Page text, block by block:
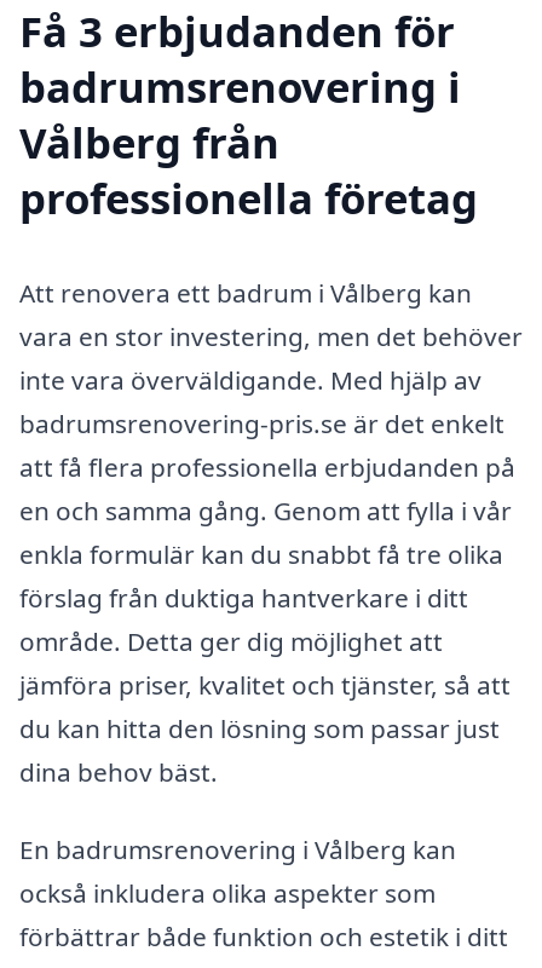
Få 3 erbjudanden för
badrumsrenovering i
Vålberg från
professionella företag
Att renovera ett badrum i Vålberg kan
vara en stor investering, men det behöver
inte vara överväldigande. Med hjälp av
badrumsrenovering-pris.se är det enkelt
att få flera professionella erbjudanden på
en och samma gång. Genom att fylla i vår
enkla formulär kan du snabbt få tre olika
förslag från duktiga hantverkare i ditt
område. Detta ger dig möjlighet att
jämföra priser, kvalitet och tjänster, så att
du kan hitta den lösning som passar just
dina behov bäst.
En badrumsrenovering i Vålberg kan
också inkludera olika aspekter som
förbättrar både funktion och estetik i ditt